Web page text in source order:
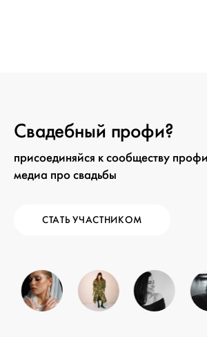
Свадебный профи?
присоединяйся к сообществу
медиа про свадьбы
СТАТЬ УЧАСТНИКОМ